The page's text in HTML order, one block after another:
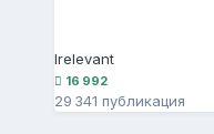
Irelevant
16 992
29 341 публикация